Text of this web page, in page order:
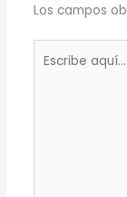
Los campos